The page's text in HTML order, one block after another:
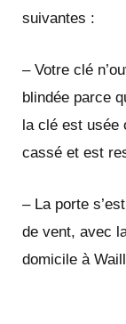
suivantes :
– Votre clé
blindée parce
la clé est usée
cassé et est
– La porte
de vent, avec
domicile à